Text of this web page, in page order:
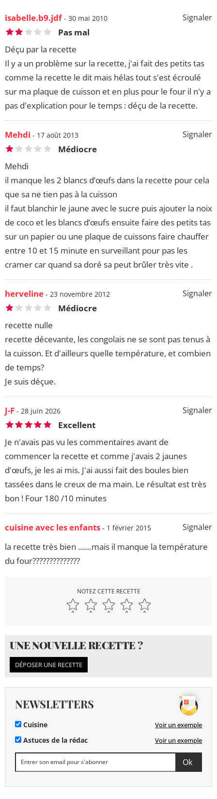
Signaler
isabelle.b9.jdf- 30 mai 2010
Pas mal
Déçu par la recette
Il y a un problème sur la recette, j'ai fait des petits tas
comme la recette le dit mais hélas tout s'est écroulé
sur ma plaque de cuisson et en plus pour le four il n'y a
pas d'explication pour le temps : déçu de la recette.
Signaler
Mehdi - 17 août 2013
Médiocre
Mehdi
il manque les 2 blancs d’œufs dans la recette pour cela
que sa ne tien pas à la cuisson
il faut blanchir le jaune avec le sucre puis ajouter la noix
de coco et les blancs d’œufs ensuite faire des petits tas
sur un papier ou une plaque de cuissons faire chauffer
entre 10 et 15 minute en surveillant pour pas les
cramer car quand sa doré sa peut brûler très vite .
Signaler
herveline - 23 novembre 2012
Médiocre
recette nulle
recette décevante, les congolais ne se sont pas tenus à
la cuisson. Et d'ailleurs quelle température, et combien
de temps?
Je suis déçue.
Signaler
J-F - 28 juin 2026
Excellent
Je n'avais pas vu les commentaires avant de
commencer la recette et comme j'avais 2 jaunes
d'œufs, je les ai mis. J'ai aussi fait des boules bien
tassées dans le creux de ma main. Le résultat est très
bon ! Four 180 /10 minutes
Signaler
cuisine avec les enfants - 1 février 2015
la recette très bien .......mais il manque la température
du four??????????????
NOTEZ CETTE RECETTE
UNE NOUVELLE RECETTE ?
DÉPOSER UNE RECETTE
NEWSLETTERS
Cuisine Voir un exemple
Astuces de la rédac Voir un exemple